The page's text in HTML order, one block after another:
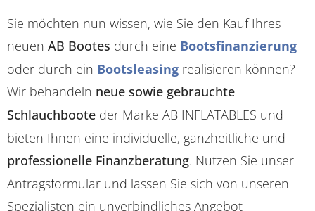
Sie möchten nun wissen, wie Sie den Kauf Ihres
neuen AB Bootes durch eine Bootsfinanzierung
oder durch ein Bootsleasing realisieren können?
Wir behandeln neue sowie gebrauchte
Schlauchboote der Marke AB INFLATABLES und
bieten Ihnen eine individuelle, ganzheitliche und
professionelle Finanzberatung. Nutzen Sie unser
Antragsformular und lassen Sie sich von unseren
Spezialisten ein unverbindliches Angebot